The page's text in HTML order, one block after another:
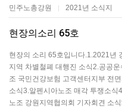
민주노총강원 2021년 소식지
현장의소리 65호
현장의 소리 65호입니다.1.2021년
지역 차별철폐 대행진 소식2.공공운
조 국민건강보험 고객센터지부 전면
소식3.알펜시아노조 매각 투쟁소식
노조 강원지역협의회 기자회견 소